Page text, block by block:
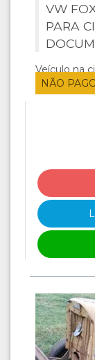
VW
PARA
Veículo na
NÃO